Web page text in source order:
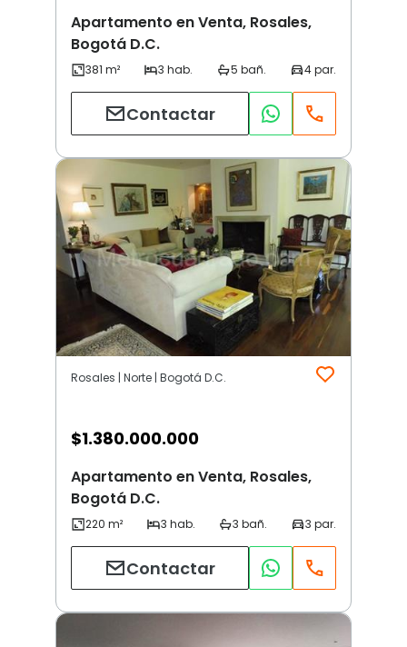
Apartamento en Venta, Rosales,
Bogotá D.C.
Contactar
Rosales | Norte | Bogotá D.C.
$1.380.000.000
Apartamento en Venta, Rosales,
Bogotá D.C.
Contactar